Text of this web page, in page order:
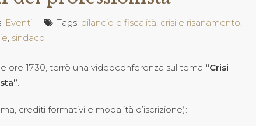
Eventi Tags: bilancio e fiscalità, crisi e risanamento,
, sindaco
ore 17.30, terrò una videoconferenza sul tema “Crisi
.
crediti formativi e modalità d’iscrizione):